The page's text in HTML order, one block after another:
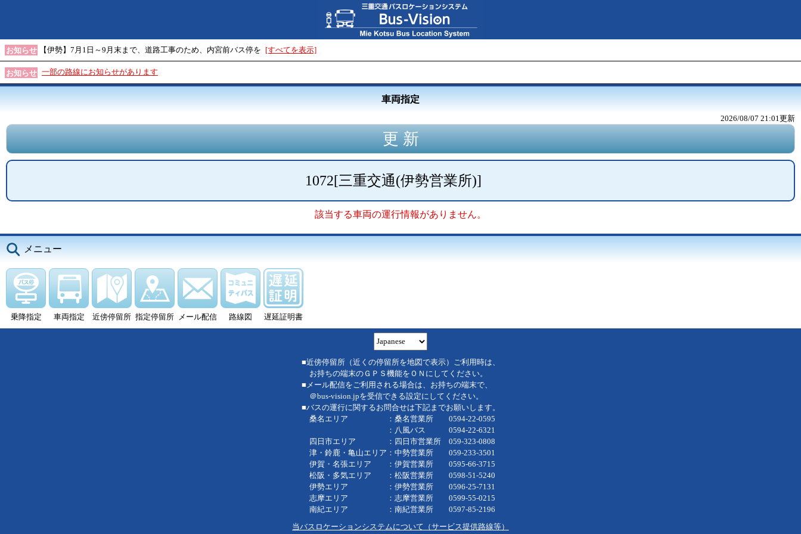
お知らせ 【伊勢】7月1日～9月末まで、道路工事のため、内宮前バス停を [すべてを表示]
お知らせ 一部の路線にお知らせがあります
車両指定
2026/08/07 21:01 更新
1072[三重交通(伊勢営業所)]
該当する車両の運行情報がありません。
メニュー
乗降指定 車両指定 近傍停留所 指定停留所 メール配信 路線図 遅延証明書
■近傍停留所（近くの停留所を地図で表示）ご利用時は、
お持ちの端末のＧＰＳ機能をＯＮにしてください。
■メール配信をご利用される場合は、お持ちの端末で、
＠bus-vision.jpを受信できる設定にしてください。
■バスの運行に関するお問合せは下記までお願いします。
桑名エリア ：桑名営業所 0594-22-0595
：八風バス 0594-22-6321
四日市エリア ：四日市営業所 059-323-0808
津・鈴鹿・亀山エリア：中勢営業所 059-233-3501
伊賀・名張エリア ：伊賀営業所 0595-66-3715
松阪・多気エリア ：松阪営業所 0598-51-5240
伊勢エリア ：伊勢営業所 0596-25-7131
志摩エリア ：志摩営業所 0599-55-0215
南紀エリア ：南紀営業所 0597-85-2196
当バスロケーションシステムについて（サービス提供路線等）